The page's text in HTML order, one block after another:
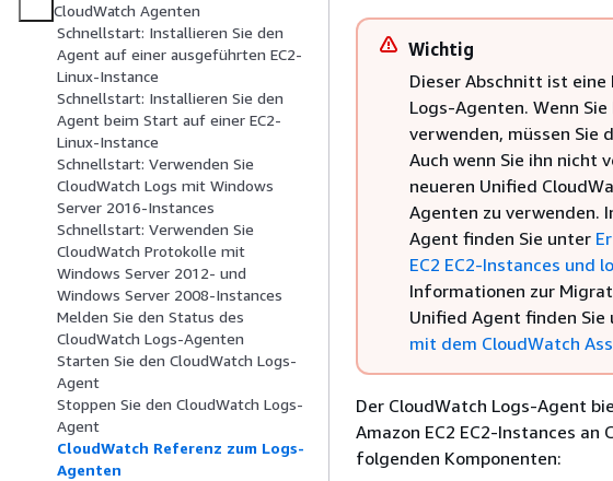
CloudWatch Agenten
Schnellstart: Installieren Sie den
Agent auf einer ausgeführten EC2-
Linux-Instance
Schnellstart: Installieren Sie den
Agent beim Start auf einer EC2-
Linux-Instance
Schnellstart: Verwenden Sie
CloudWatch Logs mit Windows
Server 2016-Instances
Schnellstart: Verwenden Sie
CloudWatch Protokolle mit
Windows Server 2012- und
Windows Server 2008-Instances
Melden Sie den Status des
CloudWatch Logs-Agenten
Starten Sie den CloudWatch Logs-
Agent
Stoppen Sie den CloudWatch Logs-
Agent
CloudWatch Referenz zum Logs-
Agenten
Wichtig
Dieser Abschnitt ist
Logs-Agenten. Wenn
verwenden, müssen Sie
Auch wenn Sie ihn nicht
neueren Unified
Agenten zu verwenden.
Agent finden Sie unter
EC2 EC2-Instances und
Informationen zur
Unified Agent finden Sie
mit dem CloudWatch
Der CloudWatch Logs-Agent
Amazon EC2 EC2-Instances
folgenden Komponenten: